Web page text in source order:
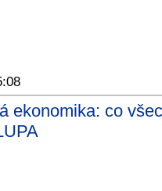
ekonomika: co